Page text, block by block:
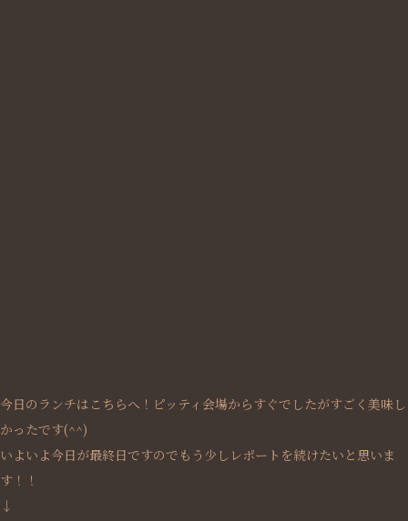
今日のランチはこちらへ！ピッティ会場からすぐでしたがすごく美味し
かったです(^^)
いよいよ今日が最終日ですのでもう少しレポートを続けたいと思いま
す！！
↓